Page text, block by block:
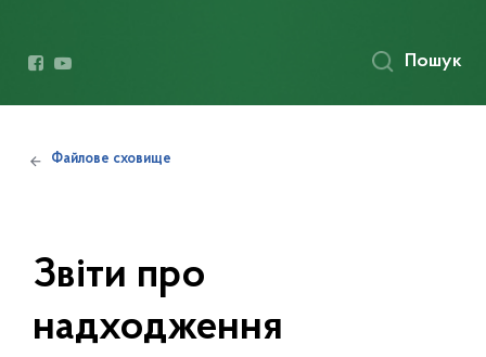
Пошук
Файлове сховище
Звіти про
надходження